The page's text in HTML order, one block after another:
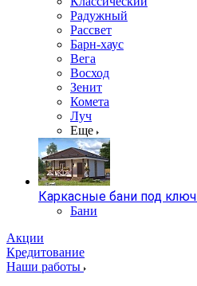
Радужный
Рассвет
Барн-хаус
Вега
Восход
Зенит
Комета
Луч
Еще
Каркасные бани под ключ
Бани
Акции
Кредитование
Наши работы